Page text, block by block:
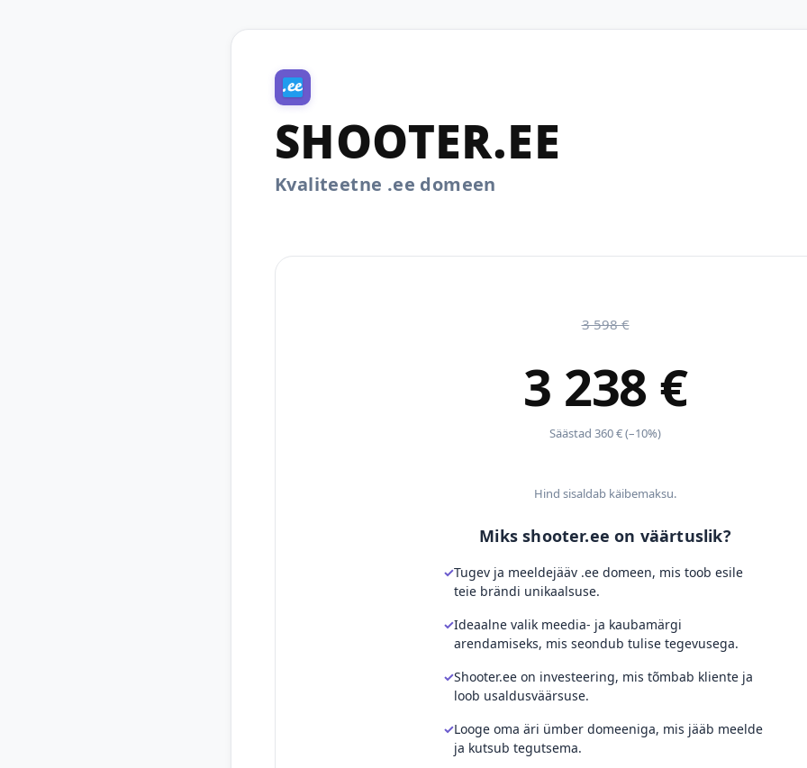
SHOOTER.EE
Kvaliteetne .ee domeen
3 598 €
3 238 €
Säästad 360 € (–10%)
Hind sisaldab käibemaksu.
Miks shooter.ee on väärtuslik?
Tugev ja meeldejääv .ee domeen, mis toob esile
teie brändi unikaalsuse.
Ideaalne valik meedia- ja kaubamärgi
arendamiseks, mis seondub tulise tegevusega.
Shooter.ee on investeering, mis tõmbab kliente ja
loob usaldusväärsuse.
Looge oma äri ümber domeeniga, mis jääb meelde
ja kutsub tegutsema.